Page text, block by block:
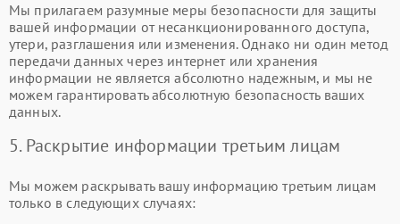
Мы прилагаем разумные меры безопасности для защиты
вашей информации от несанкционированного доступа,
утери, разглашения или изменения. Однако ни один метод
передачи данных через интернет или хранения
информации не является абсолютно надежным, и мы не
можем гарантировать абсолютную безопасность ваших
данных.
5. Раскрытие информации третьим лицам
Мы можем раскрывать вашу информацию третьим лицам
только в следующих случаях: